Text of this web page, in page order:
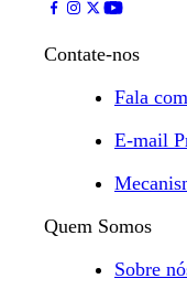
Contate-nos
Fala
E-mail
Quem Somos
Sobre